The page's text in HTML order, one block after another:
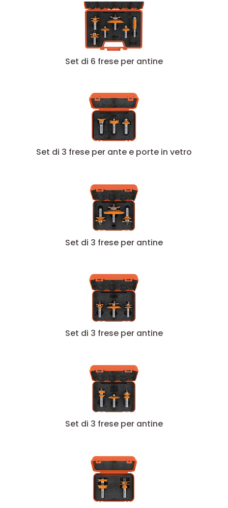
Set di 6 frese per antine
Set di 3 frese per ante e porte in vetro
Set di 3 frese per antine
Set di 3 frese per antine
Set di 3 frese per antine